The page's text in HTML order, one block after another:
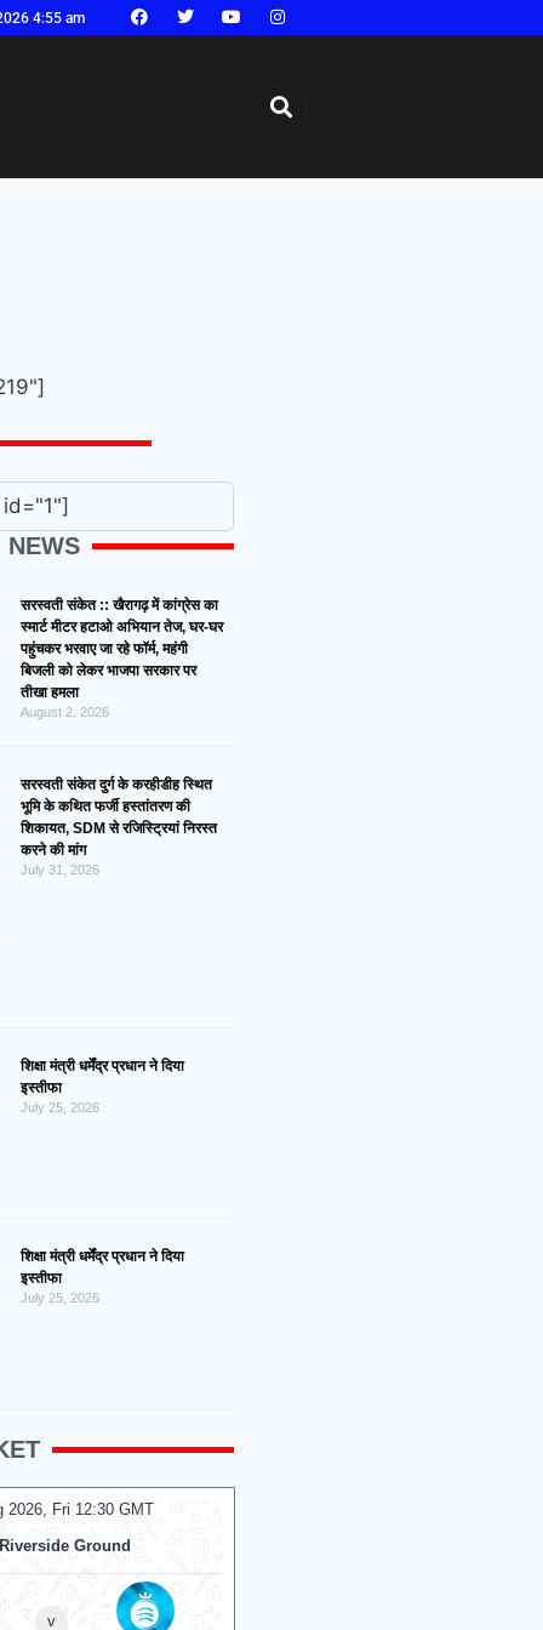
4:55 am
NEWS
सरस्वती संकेत :: खैरागढ़ में कांग्रेस का
स्मार्ट मीटर हटाओ अभियान तेज, घर-घर
पहुंचकर भरवाए जा रहे फॉर्म, महंगी
बिजली को लेकर भाजपा सरकार पर
तीखा हमला
August 2, 2026
सरस्वती संकेत दुर्ग के करहीडीह स्थित
भूमि के कथित फर्जी हस्तांतरण की
शिकायत, SDM से रजिस्ट्रियां निरस्त
करने की मांग
July 31, 2026
शिक्षा मंत्री धर्मेंद्र प्रधान ने दिया
इस्तीफा
July 25, 2026
शिक्षा मंत्री धर्मेंद्र प्रधान ने दिया
इस्तीफा
July 25, 2026
2026, Fri 10:00 GMT
Marine Road Ground
v